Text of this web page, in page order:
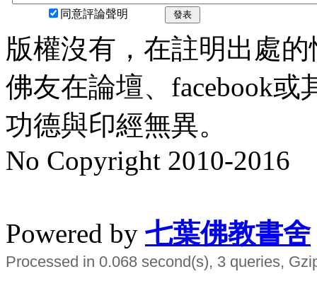
同意評論聲明 發表
版權沒有，在註明出處
佛友在論壇、facebook
功德與印經無異。
No Copyright 2010-2016
Powered by 七葉佛教書舍
Processed in 0.068 second(s), 3 queries,